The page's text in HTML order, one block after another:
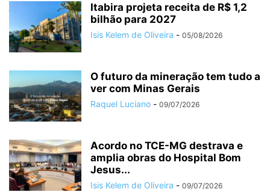
Itabira projeta receita de R$ 1,2
bilhão para 2027
Isis Kelem de Oliveira - 05/08/2026
O futuro da mineração tem tudo a
ver com Minas Gerais
Raquel Luciano - 09/07/2026
Acordo no TCE-MG destrava e
amplia obras do Hospital Bom
Jesus...
Isis Kelem de Oliveira - 09/07/2026